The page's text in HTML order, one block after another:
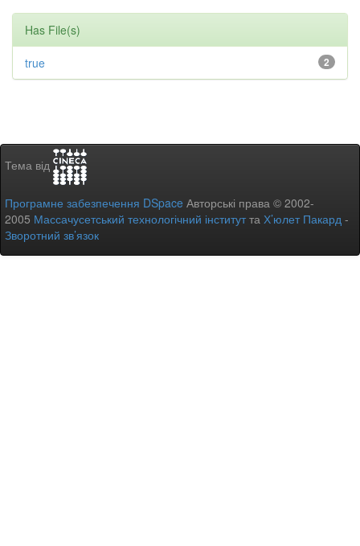
Has File(s)
2
true
Тема від
Програмне забезпечення DSpace Авторські права © 2002-
2005 Массачусетський технологічний інститутта Х’юлет Пакард -
Зворотний зв’язок